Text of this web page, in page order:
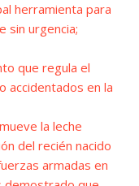
herramienta para
sin urgencia;
que regula el
accidentados en la
la leche
del recién nacido
armadas en